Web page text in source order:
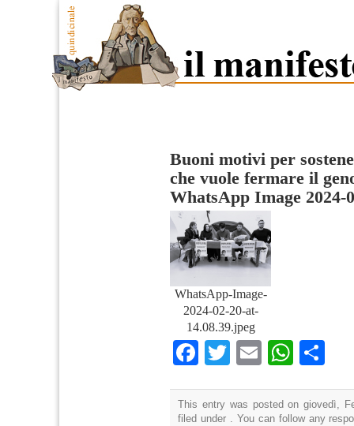
Buoni motivi per
che vuole fermare il
WhatsApp Image 2024-
WhatsApp-Image-
2024-02-20-at-
14.08.39.jpeg
Facebook
TwitterEmail
This entry was posted on giovedì,
filed under . You can follow any